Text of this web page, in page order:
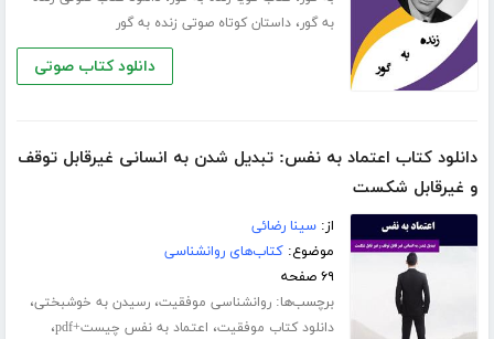
به گور،داستان کوتاه صوتی زنده به گور
دانلود کتاب صوتی
دانلود کتاب اعتماد به نفس: تبدیل شدن به انسانی غیرقابل توقف
و غیرقابل شکست
از:سینا رضائی
موضوع:کتاب‌های روانشناسی
۶۹ صفحه
برچسب‌ها:روانشناسی موفقیت،رسیدن به خوشبختی،
دانلود کتاب موفقیت، اعتماد به نفس چیست+pdf ،